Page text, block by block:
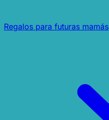
Regalos para futuras mamás